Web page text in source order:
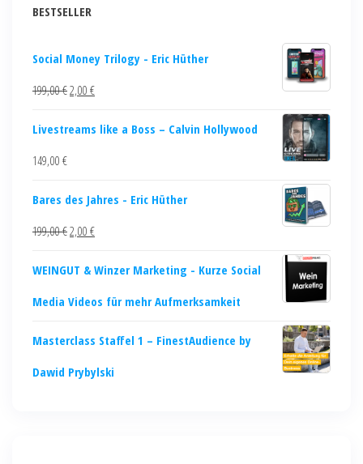
BESTSELLER
Social Money Trilogy - Eric Hüther
199,00€2,00 €
Livestreams like a Boss – Calvin Hollywood
149,00 €
Bares des Jahres - Eric Hüther
199,00€2,00 €
WEINGUT & Winzer Marketing - Kurze Social
Media Videos für mehr Aufmerksamkeit
Masterclass Staffel 1 – FinestAudience by
Dawid Prybylski